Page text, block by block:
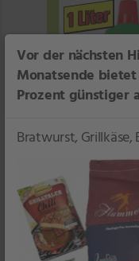
1 Liter
Spezialdünger
je 1 l
1 l = 1,99
Vor der nächsten
Monatsende
Prozent günstiger
Bratwurst,